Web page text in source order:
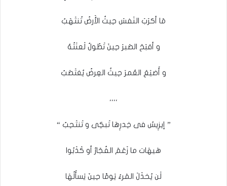
مَا أكرَبَ النَفسَ حِيثُ الأَرضُ تُنتَهَبُ
و أقبَحَ الصَبرَ حِينَ تَطُولُ لَعنَتُهُ
و أَضيَعَ العُمرَ حِيثُ العِرضُ يُغتَصَبُ
،،،،
” إيزِيسُ فى خِدرِهَا تَبكِى و تَنتَحِبُ “
هَيهَات ما زَعَمَ الفُجَارُ أو كَذَبُوا
لَن يُخذَلَ المَرءُ يَومًا حِينَ يَسأَلُهَا